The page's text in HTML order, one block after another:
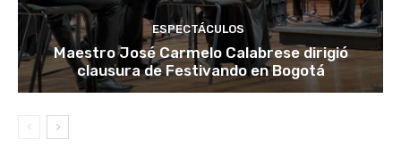
ESPECTÁCULOS
Maestro José Carmelo Calabrese dirigió
clausura de Festivando en Bogotá